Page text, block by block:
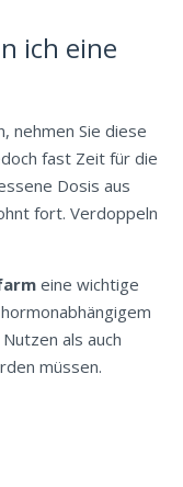
ich eine
nehmen Sie diese
fast Zeit für die
Dosis aus
fort. Verdoppeln
eine wichtige
als auch
müssen.